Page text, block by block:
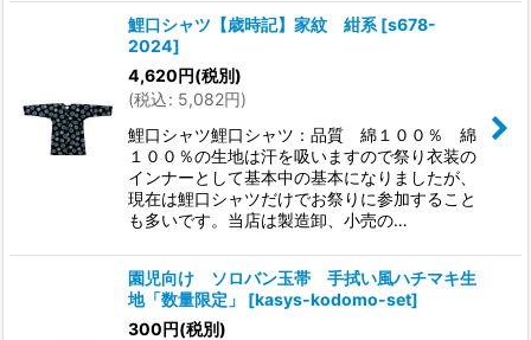
鯉口シャツ【歳時記】家紋 紺系 [s678-
2024]
4,620円(税別)
(税込: 5,082円)
鯉口シャツ鯉口シャツ：品質 綿１００％ 綿
１００％の生地は汗を吸いますので祭り衣装の
インナーとして基本中の基本になりましたが、
現在は鯉口シャツだけでお祭りに参加すること
も多いです。当店は製造卸、小売の…
園児向け ソロバン玉帯 手拭い風ハチマキ生
地「数量限定」
[kasys-kodomo-set]
300円(税別)